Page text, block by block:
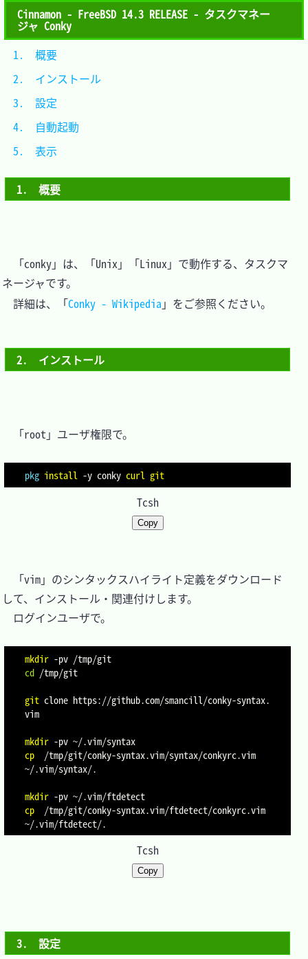
Cinnamon - FreeBSD 14.3 RELEASE - タスクマネー
ジャ Conky
1.　概要
「conky」は、「Unix」「Linux」で動作する、タスクマ
ネージャです。
詳細は、「Conky - Wikipedia 」をご参照ください。
2.　インストール
「root」ユーザ権限で。
pkg install -y conky curl git
Tcsh
Copy
「vim」のシンタックスハイライト定義をダウンロード
して、インストール・関連付けします。
ログインユーザで。
mkdir -pv
cd /tmp/git
git clone https://github.com/smancill/conky-syntax.
vim
mkdir -pv
cp
  /tmp/git/conky-syntax.vim/syntax/conkyrc.vim
~/.vim/syntax/.
mkdir -pv
cp
  /tmp/git/conky-syntax.vim/ftdetect/conkyrc.vim
Tcsh
Copy
3.　設定